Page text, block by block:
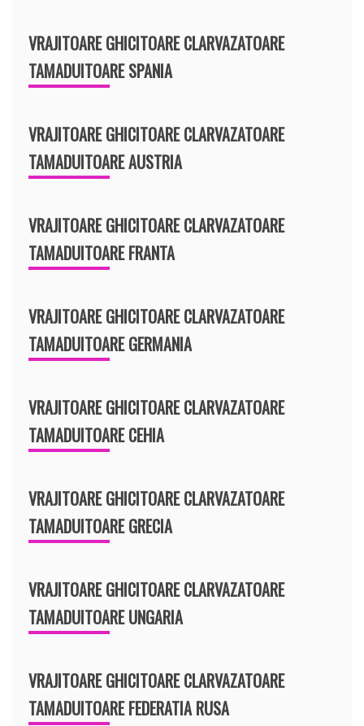
VRAJITOARE GHICITOARE CLARVAZATOARE
TAMADUITOARE SPANIA
VRAJITOARE GHICITOARE CLARVAZATOARE
TAMADUITOARE AUSTRIA
VRAJITOARE GHICITOARE CLARVAZATOARE
TAMADUITOARE FRANTA
VRAJITOARE GHICITOARE CLARVAZATOARE
TAMADUITOARE GERMANIA
VRAJITOARE GHICITOARE CLARVAZATOARE
TAMADUITOARE CEHIA
VRAJITOARE GHICITOARE CLARVAZATOARE
TAMADUITOARE GRECIA
VRAJITOARE GHICITOARE CLARVAZATOARE
TAMADUITOARE UNGARIA
VRAJITOARE GHICITOARE CLARVAZATOARE
TAMADUITOARE FEDERATIA RUSA